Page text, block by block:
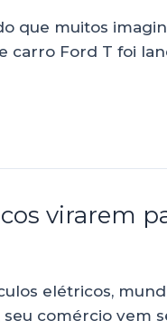
que muitos
carro Ford T foi
virarem
elétricos,
comércio vem